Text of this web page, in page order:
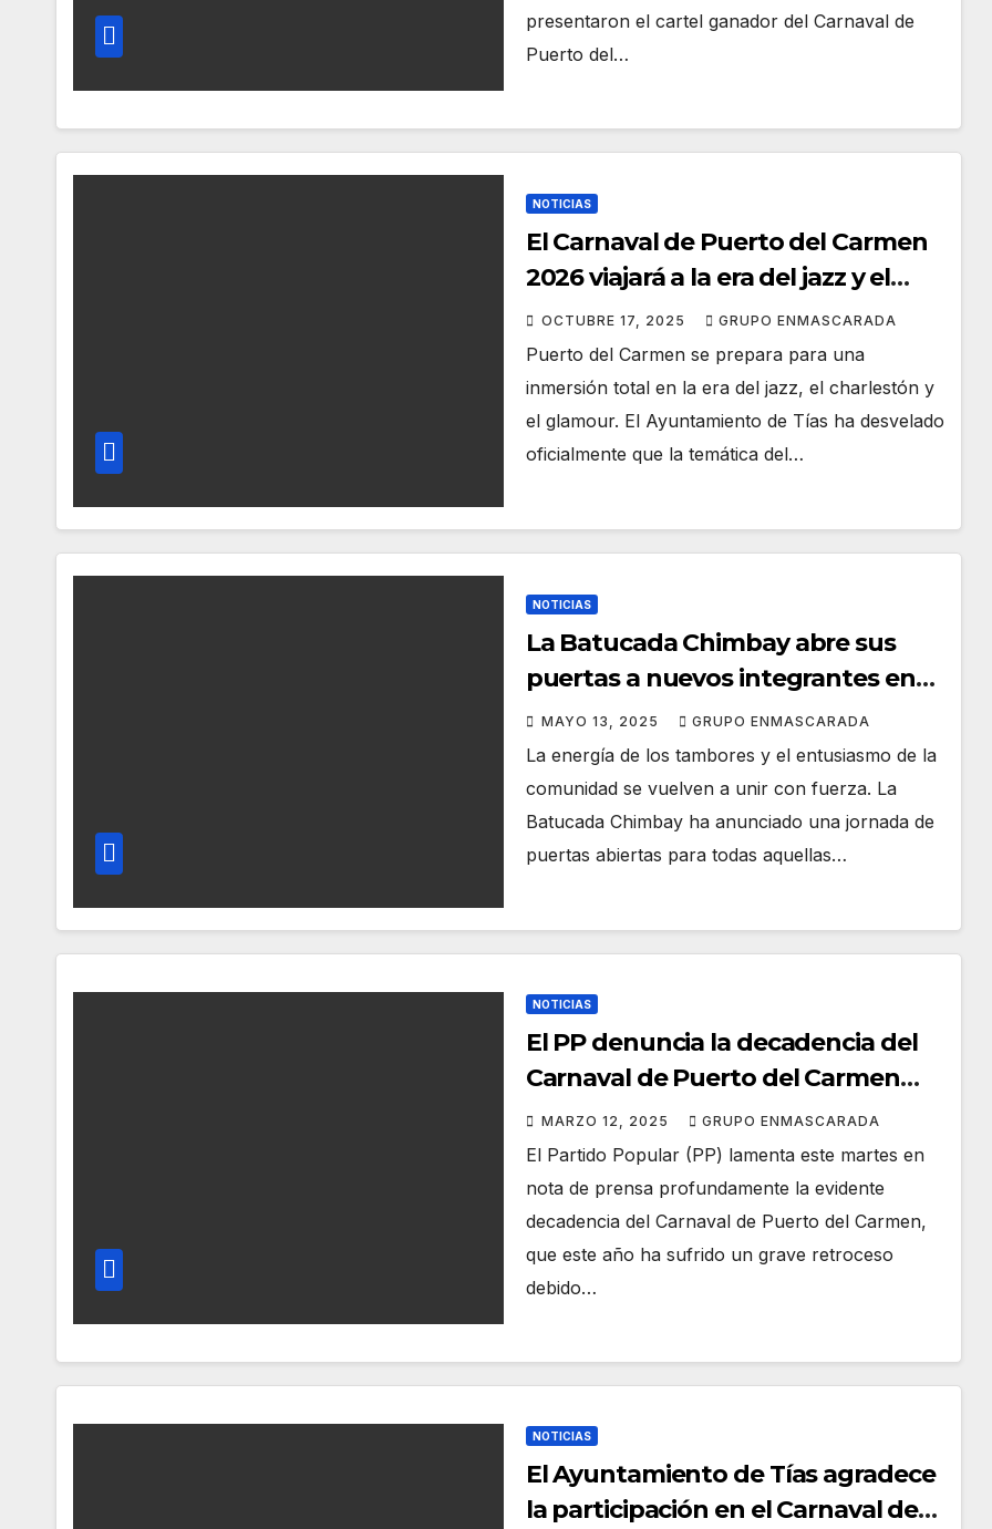
presentaron el cartel ganador del Carnaval de
Puerto del…
NOTICIAS
El Carnaval de Puerto del Carmen
2026 viajará a la era del jazz y el
charlestón con ‘Los locos años 20’
OCTUBRE 17, 2025 GRUPO ENMASCARADA
Puerto del Carmen se prepara para una
inmersión total en la era del jazz, el charlestón y
el glamour. El Ayuntamiento de Tías ha desvelado
oficialmente que la temática del…
NOTICIAS
La Batucada Chimbay abre sus
puertas a nuevos integrantes en
Puerto del Carmen
MAYO 13, 2025 GRUPO ENMASCARADA
La energía de los tambores y el entusiasmo de la
comunidad se vuelven a unir con fuerza. La
Batucada Chimbay ha anunciado una jornada de
puertas abiertas para todas aquellas…
NOTICIAS
El PP denuncia la decadencia del
Carnaval de Puerto del Carmen
por la nefasta gestión del
Ayuntamiento de Tías
MARZO 12, 2025 GRUPO ENMASCARADA
El Partido Popular (PP) lamenta este martes en
nota de prensa profundamente la evidente
decadencia del Carnaval de Puerto del Carmen,
que este año ha sufrido un grave retroceso
debido…
NOTICIAS
El Ayuntamiento de Tías agradece
la participación en el Carnaval de